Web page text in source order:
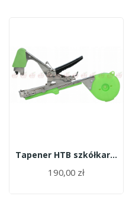
Tapener HTB szkółkarski
190,00 zł